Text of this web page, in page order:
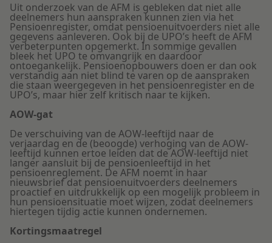
Uit onderzoek van de AFM is gebleken dat niet alle
deelnemers hun aanspraken kunnen zien via het
Pensioenregister, omdat pensioenuitvoerders niet alle
gegevens aanleveren. Ook bij de UPO’s heeft de AFM
verbeterpunten opgemerkt. In sommige gevallen
bleek het UPO te omvangrijk en daardoor
ontoegankelijk. Pensioenopbouwers doen er dan ook
verstandig aan niet blind te varen op de aanspraken
die staan weergegeven in het pensioenregister en de
UPO’s, maar hier zelf kritisch naar te kijken.
AOW-gat
De verschuiving van de AOW-leeftijd naar de
verjaardag en de (beoogde) verhoging van de AOW-
leeftijd kunnen ertoe leiden dat de AOW-leeftijd niet
langer aansluit bij de pensioenleeftijd in het
pensioenreglement. De AFM noemt in haar
nieuwsbrief dat pensioenuitvoerders deelnemers
proactief en uitdrukkelijk op een mogelijk probleem in
hun pensioensituatie moet wijzen, zodat deelnemers
hiertegen tijdig actie kunnen ondernemen.
Kortingsmaatregel